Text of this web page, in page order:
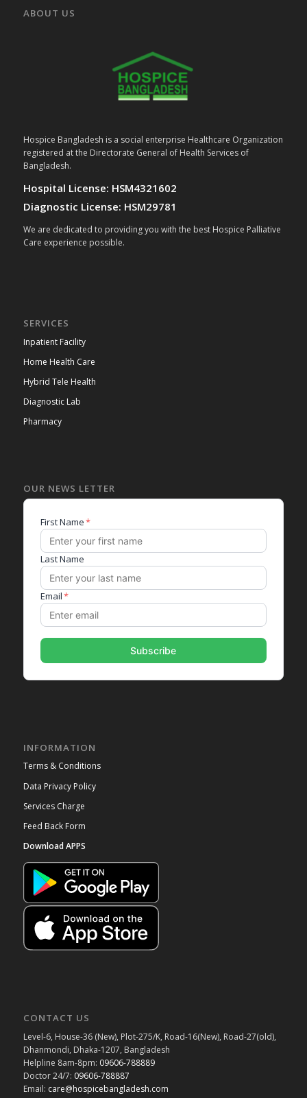
ABOUT US
Hospice Bangladesh is a social enterprise Healthcare Organization
registered at the Directorate General of Health Services of
Bangladesh.
Hospital License: HSM4321602
Diagnostic License: HSM29781
We are dedicated to providing you with the best Hospice Palliative
Care experience possible.
SERVICES
Inpatient Facility
Home Health Care
Hybrid Tele Health
Diagnostic Lab
Pharmacy
OUR NEWS LETTER
INFORMATION
Terms & Conditions
Data Privacy Policy
Services Charge
Feed Back Form
Download APPS
CONTACT US
Level-6, House-36 (New), Plot-275/K, Road-16(New), Road-27(old),
Dhanmondi, Dhaka-1207, Bangladesh
Helpline 8am-8pm: 09606-788889
Doctor 24/7: 09606-788887
Email: care@hospicebangladesh.com